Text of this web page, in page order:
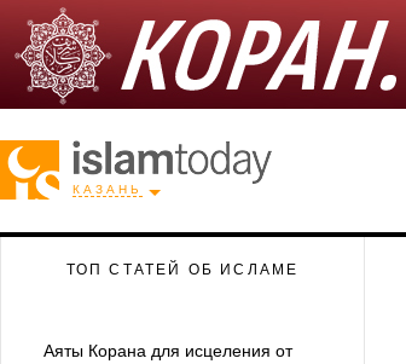
КАЗАНЬ
ТОП СТАТЕЙ ОБ ИСЛАМЕ
Аяты Корана для исцеления от